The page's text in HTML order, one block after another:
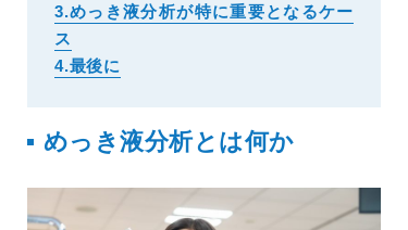
3.めっき液分析が特に重要となるケー
ス
4.最後に
めっき液分析とは何か